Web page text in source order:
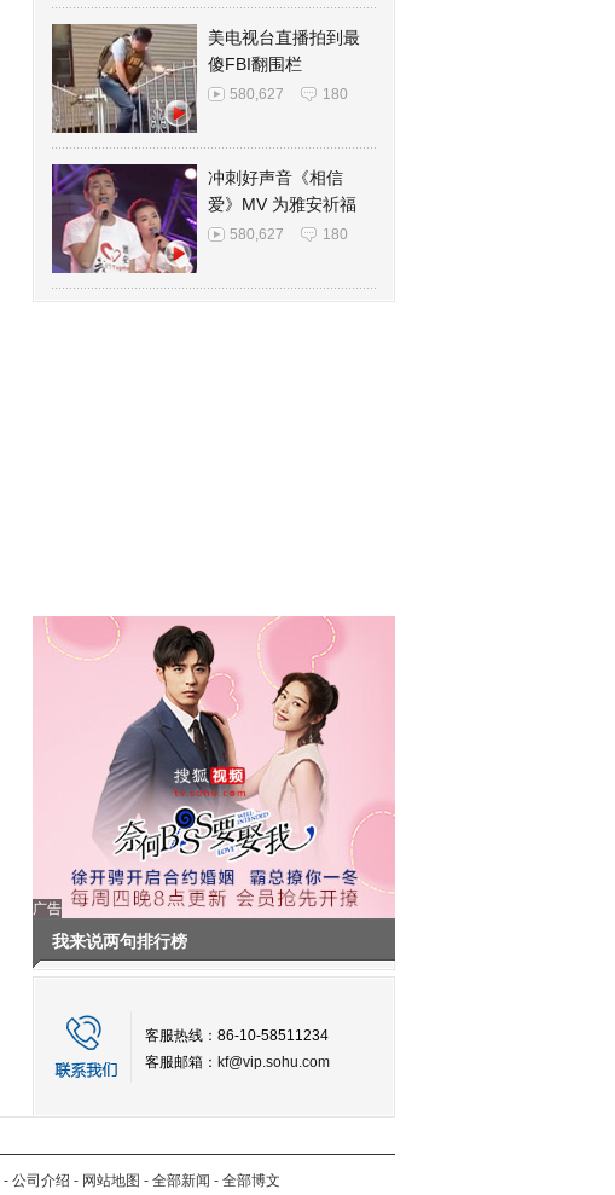
美电视台直播拍到最
傻FBI翻围栏
580,627 180
冲刺好声音《相信
爱》MV 为雅安祈福
580,627 180
广告
我来说两句排行榜
客服热线：86-10-58511234
客服邮箱： kf@vip.sohu.com
- 公司介绍 - 网站地图 - 全部新闻 - 全部博文